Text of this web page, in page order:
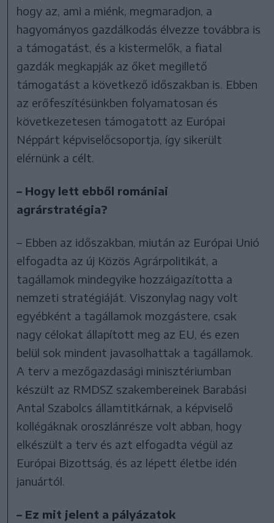
hogy az, ami a miénk, megmaradjon, a
hagyományos gazdálkodás élvezze továbbra is
a támogatást, és a kistermelők, a fiatal
gazdák megkapják az őket megillető
támogatást a következő időszakban is. Ebben
az erőfeszítésünkben folyamatosan és
következetesen támogatott az Európai
Néppárt képviselőcsoportja, így sikerült
elérnünk a célt.
– Hogy lett ebből romániai
agrárstratégia?
– Ebben az időszakban, miután az Európai Unió
elfogadta az új Közös Agrárpolitikát, a
tagállamok mindegyike hozzáigazította a
nemzeti stratégiáját. Viszonylag nagy volt
egyébként a tagállamok mozgástere, csak
nagy célokat állapított meg az EU, és ezen
belül sok mindent javasolhattak a tagállamok.
A terv a mezőgazdasági minisztériumban
készült az RMDSZ szakembereinek Barabási
Antal Szabolcs államtitkárnak, a képviselő
kollégáknak oroszlánrésze volt abban, hogy
elkészült a terv és azt elfogadta végül az
Európai Bizottság, és az lépett életbe idén
januártól.
– Ez mit jelent a pályázatok